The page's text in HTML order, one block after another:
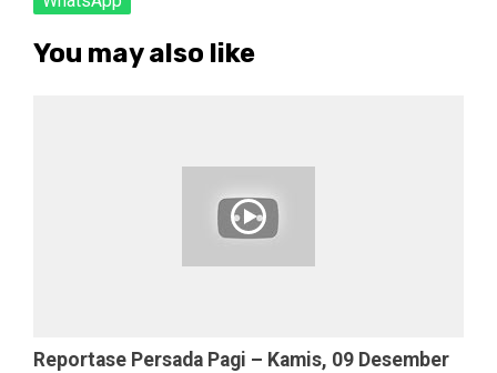
You may also like
Reportase Persada Pagi – Kamis, 09 Desember